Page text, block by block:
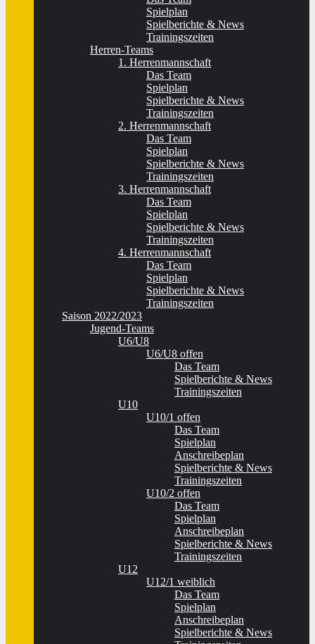
Spielplan
Spielberichte & News
Trainingszeiten
Herren-Teams
1. Herrenmannschaft
Das Team
Spielplan
Spielberichte & News
Trainingszeiten
2. Herrenmannschaft
Das Team
Spielplan
Spielberichte & News
Trainingszeiten
3. Herrenmannschaft
Das Team
Spielplan
Spielberichte & News
Trainingszeiten
4. Herrenmannschaft
Das Team
Spielplan
Spielberichte & News
Trainingszeiten
Saison 2022/2023
Jugend-Teams
U6/U8
U6/U8 offen
Das Team
Spielberichte & News
Trainingszeiten
U10
U10/1 offen
Das Team
Spielplan
Anschreibeplan
Spielberichte & News
Trainingszeiten
U10/2 offen
Das Team
Spielplan
Anschreibeplan
Spielberichte & News
Trainingszeiten
U12
U12/1 weiblich
Das Team
Spielplan
Anschreibeplan
Spielberichte & News